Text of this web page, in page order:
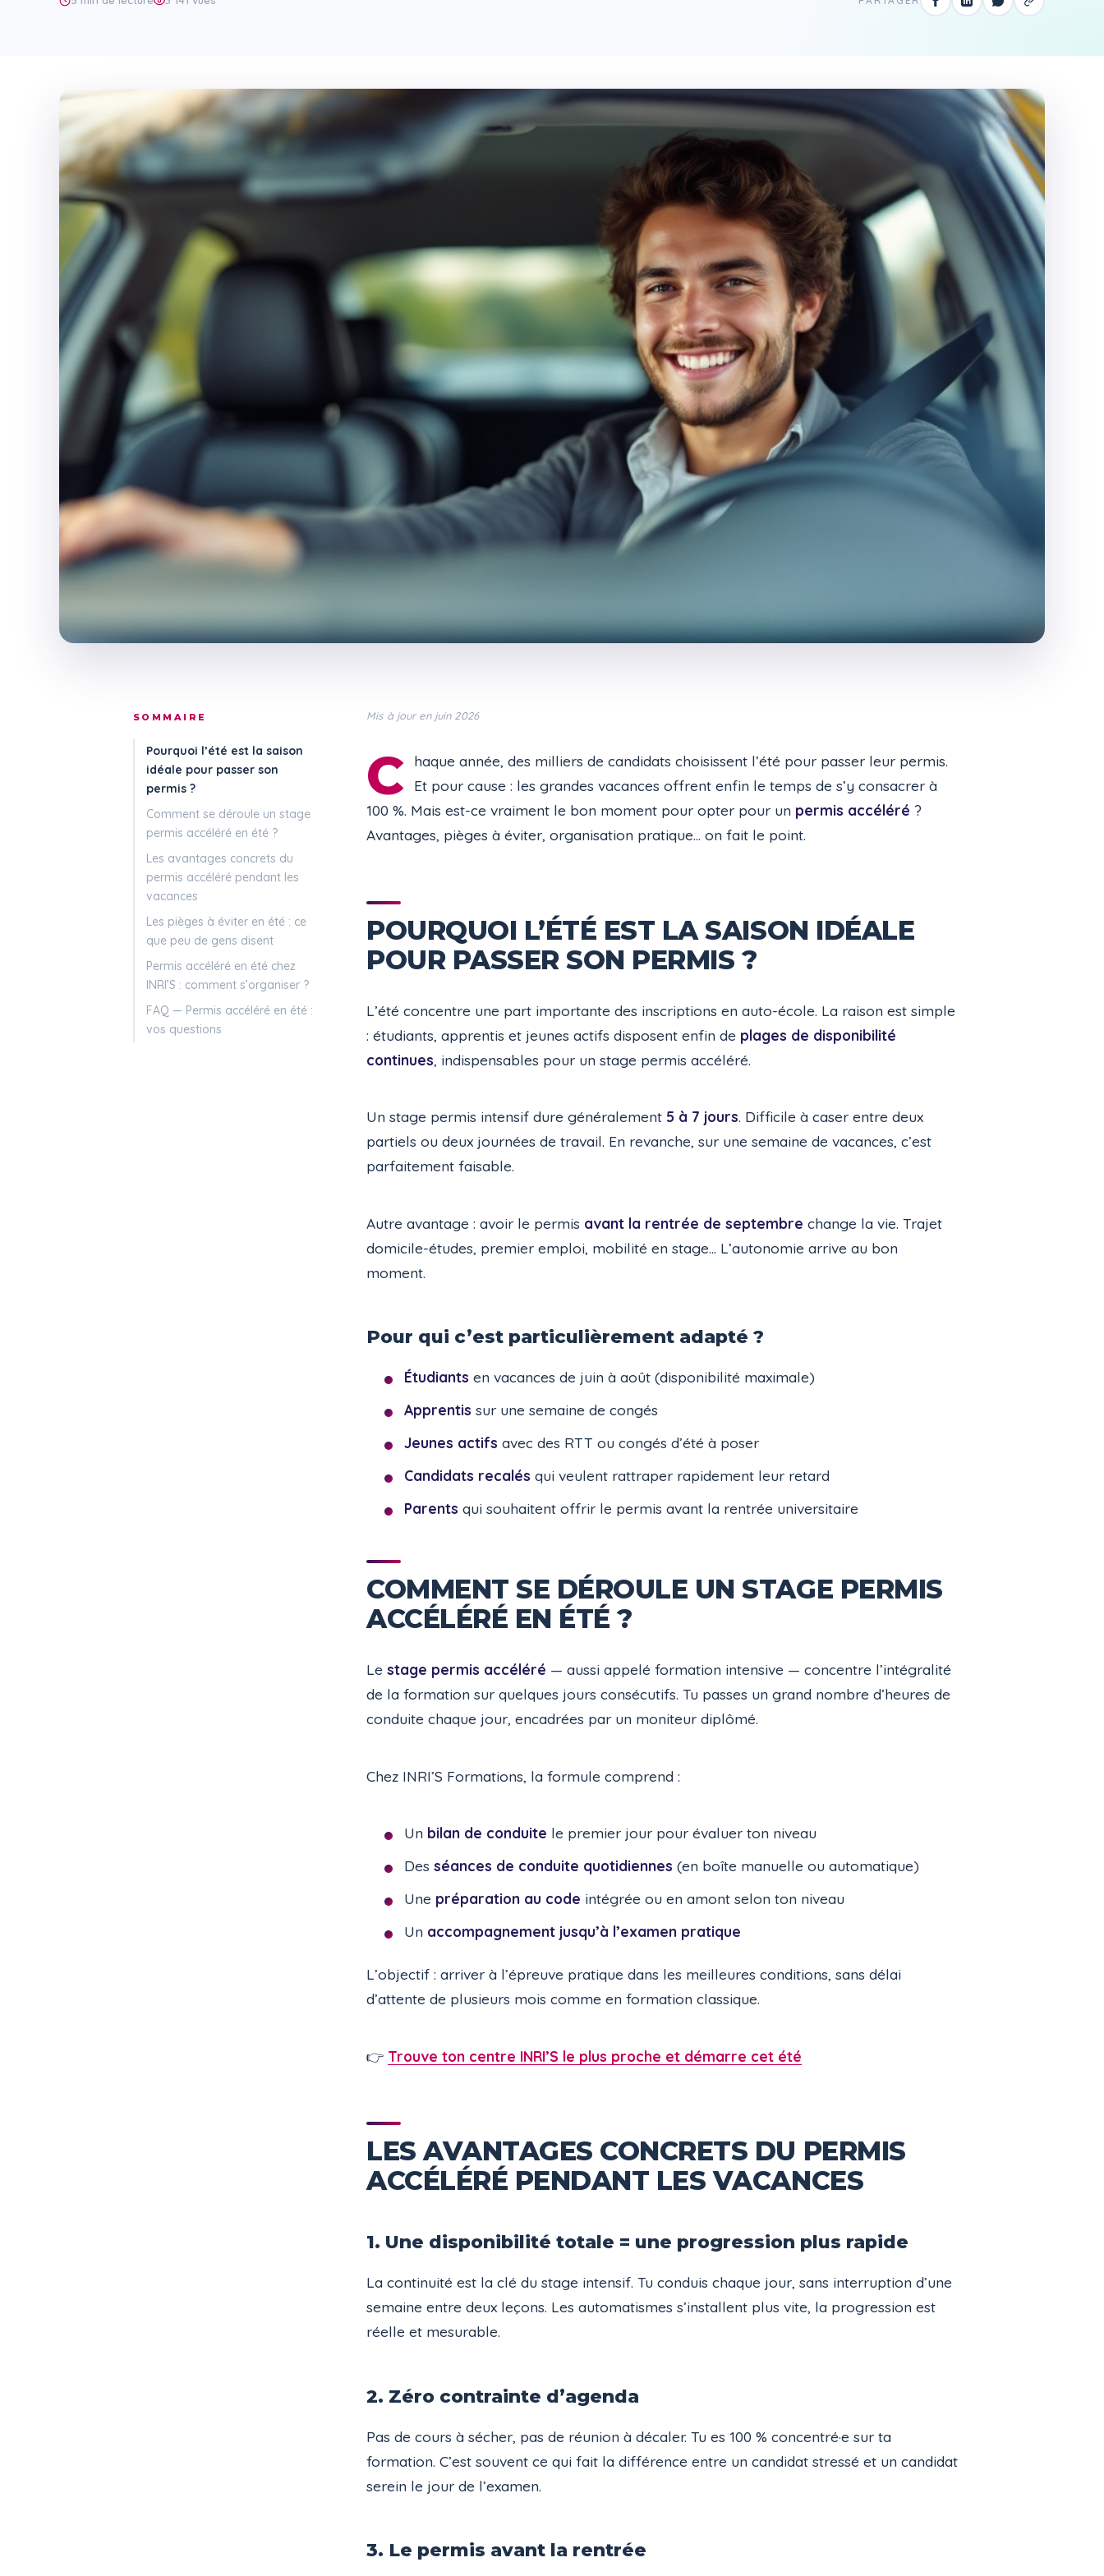
SOMMAIRE
Pourquoi l’été est la saison
idéale pour passer son
permis ?
Comment se déroule un stage
permis accéléré en été ?
Les avantages concrets du
permis accéléré pendant les
vacances
Les pièges à éviter en été : ce
que peu de gens disent
Permis accéléré en été chez
INRI’S : comment s’organiser ?
FAQ — Permis accéléré en été :
vos questions
Mis à jour en juin 2026
C haque année, des milliers de candidats choisissent l’été pour passer leur permis.
Et pour cause : les grandes vacances offrent enfin le temps de s’y consacrer à
100 %. Mais est-ce vraiment le bon moment pour opter pour un permis accéléré ?
Avantages, pièges à éviter, organisation pratique… on fait le point.
POURQUOI L’ÉTÉ EST LA SAISON IDÉALE
POUR PASSER SON PERMIS ?
L’été concentre une part importante des inscriptions en auto-école. La raison est simple
: étudiants, apprentis et jeunes actifs disposent enfin de plages de disponibilité
continues, indispensables pour un stage permis accéléré.
Un stage permis intensif dure généralement 5 à 7 jours. Difficile à caser entre deux
partiels ou deux journées de travail. En revanche, sur une semaine de vacances, c’est
parfaitement faisable.
Autre avantage : avoir le permis avant la rentrée de septembre change la vie. Trajet
domicile-études, premier emploi, mobilité en stage… L’autonomie arrive au bon
moment.
Pour qui c’est particulièrement adapté ?
Étudiants en vacances de juin à août (disponibilité maximale)
Apprentis sur une semaine de congés
Jeunes actifs avec des RTT ou congés d’été à poser
Candidats recalés qui veulent rattraper rapidement leur retard
Parents qui souhaitent offrir le permis avant la rentrée universitaire
COMMENT SE DÉROULE UN STAGE PERMIS
ACCÉLÉRÉ EN ÉTÉ ?
Le stage permis accéléré — aussi appelé formation intensive — concentre l’intégralité
de la formation sur quelques jours consécutifs. Tu passes un grand nombre d’heures de
conduite chaque jour, encadrées par un moniteur diplômé.
Chez INRI’S Formations, la formule comprend :
Un bilan de conduite le premier jour pour évaluer ton niveau
Des séances de conduite quotidiennes (en boîte manuelle ou automatique)
Une préparation au code intégrée ou en amont selon ton niveau
Un accompagnement jusqu’à l’examen pratique
L’objectif : arriver à l’épreuve pratique dans les meilleures conditions, sans délai
d’attente de plusieurs mois comme en formation classique.
👉 Trouve ton centre INRI’S le plus proche et démarre cet été
LES AVANTAGES CONCRETS DU PERMIS
ACCÉLÉRÉ PENDANT LES VACANCES
1. Une disponibilité totale = une progression plus rapide
La continuité est la clé du stage intensif. Tu conduis chaque jour, sans interruption d’une
semaine entre deux leçons. Les automatismes s’installent plus vite, la progression est
réelle et mesurable.
2. Zéro contrainte d’agenda
Pas de cours à sécher, pas de réunion à décaler. Tu es 100 % concentré·e sur ta
formation. C’est souvent ce qui fait la différence entre un candidat stressé et un candidat
serein le jour de l’examen.
3. Le permis avant la rentrée